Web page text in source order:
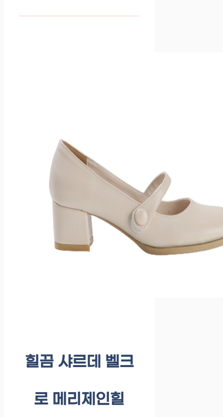
힐끔 샤르데 벨크
로 메리제인힐